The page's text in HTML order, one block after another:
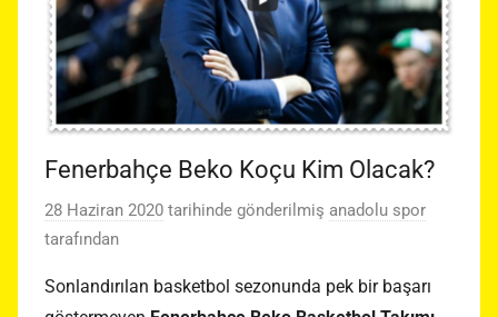
Fenerbahçe Beko Koçu Kim Olacak?
28 Haziran 2020 tarihinde gönderilmiş anadolu spor
tarafından
Sonlandırılan basketbol sezonunda pek bir başarı